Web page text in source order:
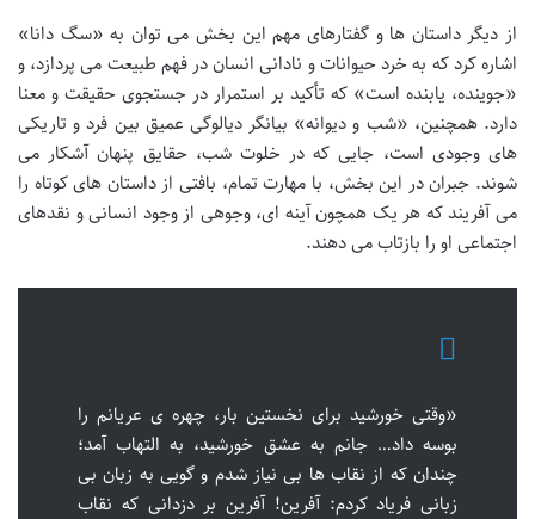
از دیگر داستان ها و گفتارهای مهم این بخش می توان به «سگ دانا»
اشاره کرد که به خرد حیوانات و نادانی انسان در فهم طبیعت می پردازد، و
«جوینده، یابنده است» که تأکید بر استمرار در جستجوی حقیقت و معنا
دارد. همچنین، «شب و دیوانه» بیانگر دیالوگی عمیق بین فرد و تاریکی
های وجودی است، جایی که در خلوت شب، حقایق پنهان آشکار می
شوند. جبران در این بخش، با مهارت تمام، بافتی از داستان های کوتاه را
می آفریند که هر یک همچون آینه ای، وجوهی از وجود انسانی و نقدهای
اجتماعی او را بازتاب می دهند.
«وقتی خورشید برای نخستین بار، چهره ی عریانم را
بوسه داد… جانم به عشق خورشید، به التهاب آمد؛
چندان که از نقاب ها بی نیاز شدم و گویی به زبان بی
زبانی فریاد کردم: آفرین! آفرین بر دزدانی که نقاب